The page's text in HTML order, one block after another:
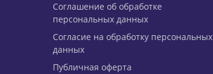
Соглашение об обработке
персональных данных
Согласие на обработку персональных
данных
Публичная оферта